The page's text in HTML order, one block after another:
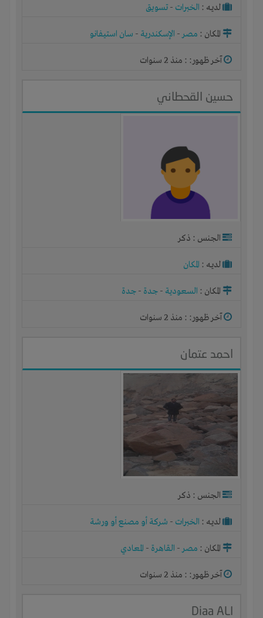
لديـه : الخبرات - تسويق
المكان : مصر- الإسكندرية - سان استيفانو
آخر ظهور: : منذ 2 سنوات
حسين القحطاني
الجنس : ذكر
لديـه : المكان
المكان : السعودية - جدة - جدة
آخر ظهور: : منذ 2 سنوات
احمد عتمان
الجنس : ذكر
لديـه : الخبرات - شركة أو مصنع أو ورشة
المكان : مصر- القاهرة - المعادي
آخر ظهور: : منذ 2 سنوات
Diaa ALI